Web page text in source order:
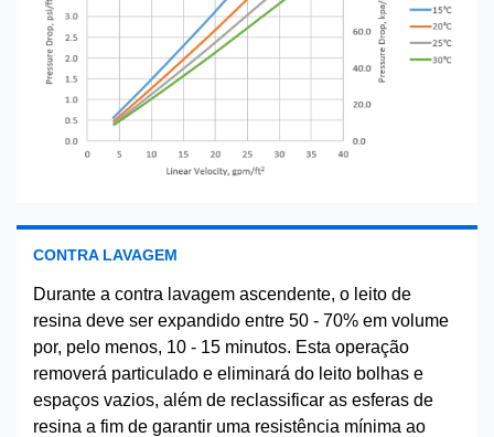
CONTRA LAVAGEM
Durante a contra lavagem ascendente, o leito de
resina deve ser expandido entre 50 - 70% em volume
por, pelo menos, 10 - 15 minutos. Esta operação
removerá particulado e eliminará do leito bolhas e
espaços vazios, além de reclassificar as esferas de
resina a fim de garantir uma resistência mínima ao